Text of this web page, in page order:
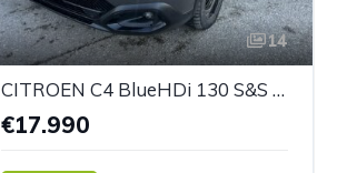
14
CITROEN C4 BlueHDi 130 S&S EAT8 PLUS
€17.990